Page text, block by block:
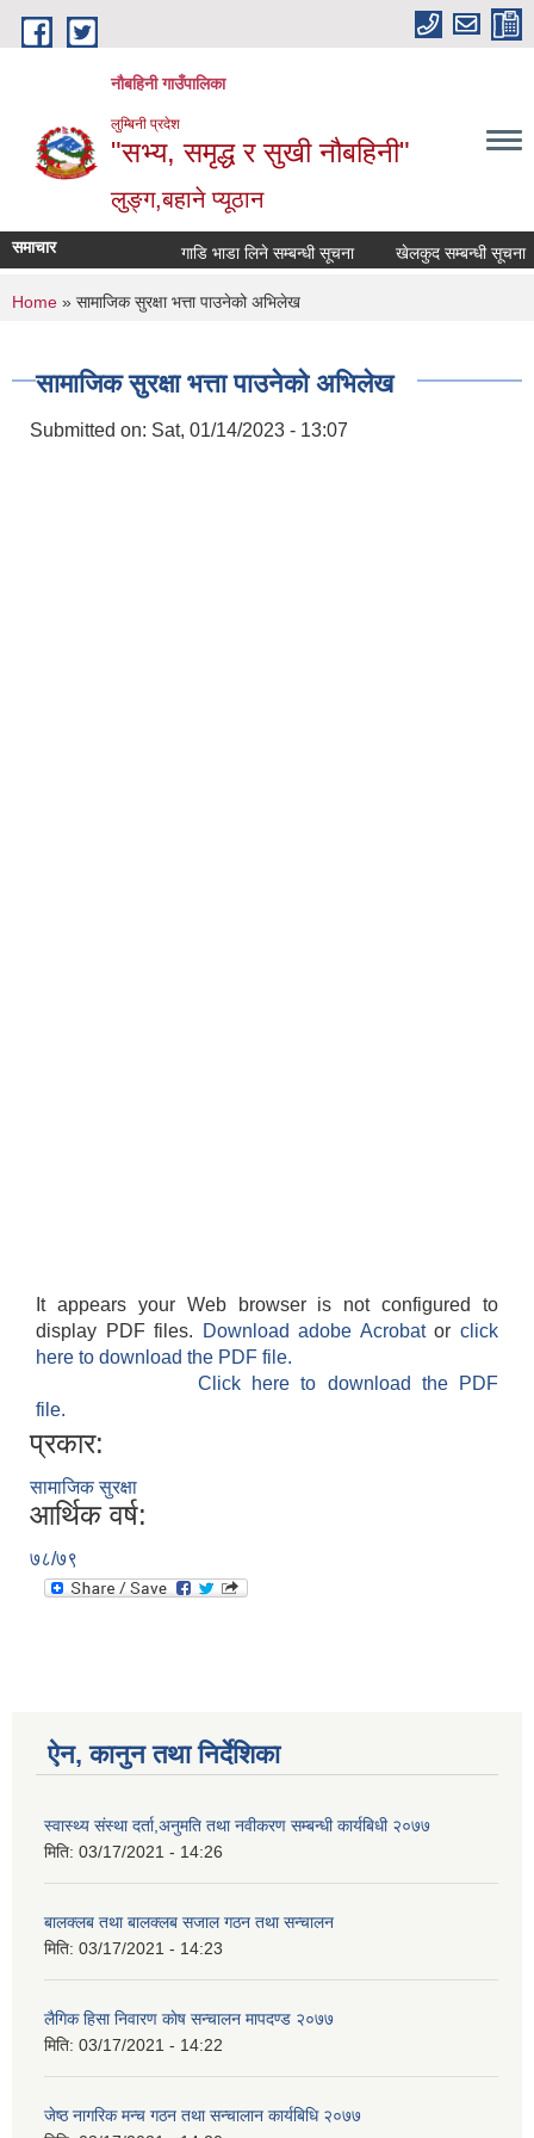
Skip to main content
नौबहिनी गाउँपालिका
लुम्बिनी प्रदेश
"सभ्य, समृद्ध र सुखी नौबहिनी"
लुङ्ग,बहाने प्यूठान
समाचार गाडि भाडा लिने सम्बन्धी सूचना खेलकुद सम्बन्धी सूचना
You are here
Home » सामाजिक सुरक्षा भत्ता पाउनेको अभिलेख
सामाजिक सुरक्षा भत्ता पाउनेको अभिलेख
Submitted on: Sat, 01/14/2023 - 13:07
It appears your Web browser is not configured to
display PDF files.
Download adobe Acrobatorclick
here to download the PDF file.
Click here to download the PDF
file.
प्रकार:
सामाजिक सुरक्षा
आर्थिक वर्ष:
७८/७९
ऐन, कानुन तथा निर्देशिका
स्वास्थ्य संस्था दर्ता,अनुमति तथा नवीकरण सम्बन्धी कार्यबिधी २०७७
मिति: 03/17/2021 - 14:26
बालक्लब तथा बालक्लब स‌जाल गठन तथा सन्चालन
मिति: 03/17/2021 - 14:23
लैगिक हिसा निवारण काेष सन्चालन मापदण्ड २०७७
मिति: 03/17/2021 - 14:22
जेष्ठ नागरिक मन्च गठन तथा सन्चालान कार्यबिधि २०७७